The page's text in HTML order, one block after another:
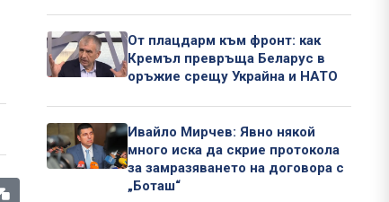
От плацдарм към фронт: как
Кремъл превръща Беларус в
оръжие срещу Украйна и НАТО
Ивайло Мирчев: Явно някой
много иска да скрие протокола
за замразяването на договора с
„Боташ“